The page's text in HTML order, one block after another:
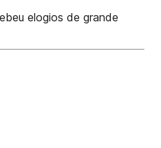
elogios de grande